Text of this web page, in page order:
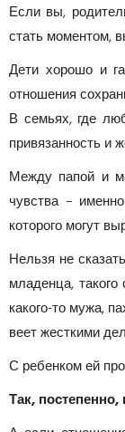
Если вы,
стать моментом,
Дети хорошо и
отношения
В семьях, где
привязанность и
Между папой и
чувства –
которого могут
Нельзя не
младенца,
какого-то мужа,
веет жесткими
С ребенком ей
Так,